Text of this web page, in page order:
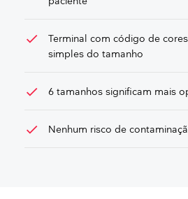
check
Terminal com código de
simples do tamanho
check 6 tamanhos significam mais
check Nenhum risco de